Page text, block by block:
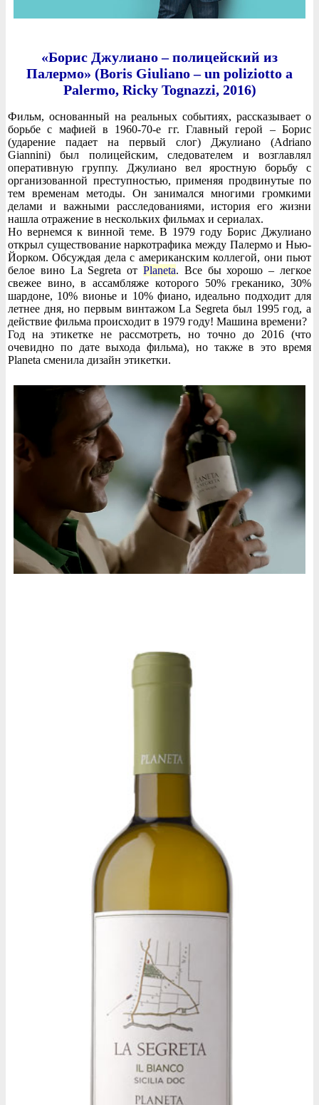
«Борис Джулиано – полицейский из
Палермо» (Boris Giuliano – un poliziotto a
Palermo, Ricky Tognazzi, 2016)
Фильм, основанный на реальных событиях, рассказывает о
борьбе с мафией в 1960-70-е гг. Главный герой – Борис
(ударение падает на первый слог) Джулиано (Adriano
Giannini) был полицейским, следователем и возглавлял
оперативную группу. Джулиано вел яростную борьбу с
организованной преступностью, применяя продвинутые по
тем временам методы. Он занимался многими громкими
делами и важными расследованиями, история его жизни
нашла отражение в нескольких фильмах и сериалах.
Но вернемся к винной теме. В 1979 году Борис Джулиано
открыл существование наркотрафика между Палермо и Нью-
Йорком. Обсуждая дела с американским коллегой, они пьют
белое вино La Segreta от Planeta. Все бы хорошо – легкое
свежее вино, в ассамбляже которого 50% греканико, 30%
шардоне, 10% вионье и 10% фиано, идеально подходит для
летнее дня, но первым винтажом La Segreta был 1995 год, а
действие фильма происходит в 1979 году! Машина времени?
Год на этикетке не рассмотреть, но точно до 2016 (что
очевидно по дате выхода фильма), но также в это время
Planeta сменила дизайн этикетки.